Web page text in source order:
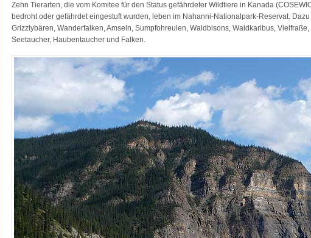
Zehn Tierarten, die vom Komitee für den Status gefährdeter Wildtiere in Kanada
bedroht oder gefährdet eingestuft wurden, leben im Nahanni-Nationalpark-Reservat.
Grizzlybären, Wanderfalken, Amseln, Sumpfohreulen, Waldbisons, Waldkaribus,
Seetaucher, Haubentaucher und Falken.